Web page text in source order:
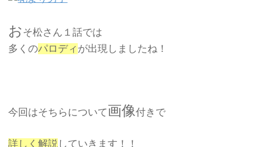
おそ松さん１話では
多くのパロディ が出現しましたね！
今回はそちらについて画像付きで
詳しく解説していきます！！